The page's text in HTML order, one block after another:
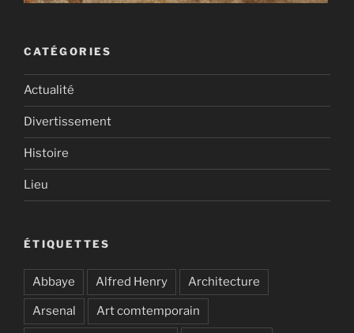
CATÉGORIES
Actualité
Divertissement
Histoire
Lieu
ÉTIQUETTES
Abbaye Alfred Henry Architecture
Arsenal Art comtemporain